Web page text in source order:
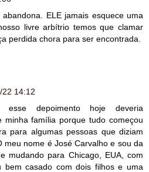
ELE jamais esquece uma
livre arbítrio temos que clamar
perdida chora para ser encontrada.
22 14:12
depoimento hoje deveria
minha família porque tudo começou
para algumas pessoas que diziam
meu nome é José Carvalho e sou da
mudando para Chicago, EUA, com
bem casado com dois filhos e uma